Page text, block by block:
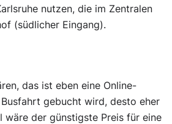
nutzen, die im Zentralen
(südlicher Eingang).
das ist eben eine Online-
gebucht wird, desto eher
wäre der günstigste Preis für eine